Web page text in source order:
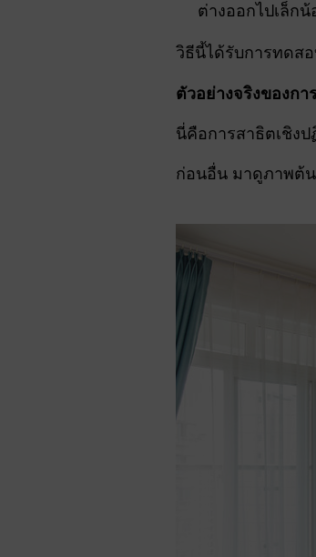
ต่างออกไปเล็กน้
วิธีนี้ได้รับการทดส
ตัวอย่างจริงของก
นี่คือการสาธิตเชิงป
ก่อนอื่น มาดูภาพต้